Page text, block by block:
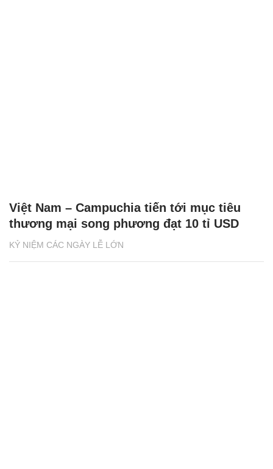
KỶ NIỆM CÁC NGÀY LỄ LỚN
Việt Nam – Campuchia tiến tới mục tiêu
thương mại song phương đạt 10 tỉ USD